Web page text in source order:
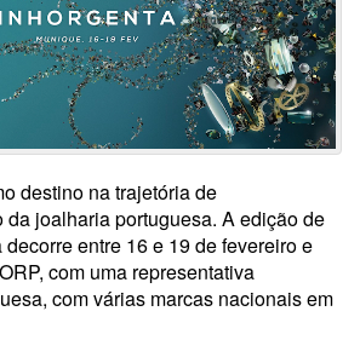
destino na trajetória de
joalharia portuguesa. A edição de
entre 16 e 19 de fevereiro e
com uma representativa
com várias marcas nacionais em